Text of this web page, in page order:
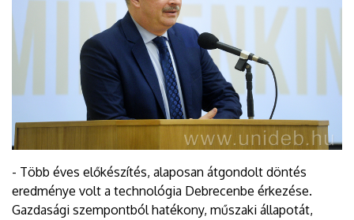
- Több éves előkészítés, alaposan átgondolt döntés
eredménye volt a technológia Debrecenbe érkezése.
Gazdasági szempontból hatékony, műszaki állapotát,